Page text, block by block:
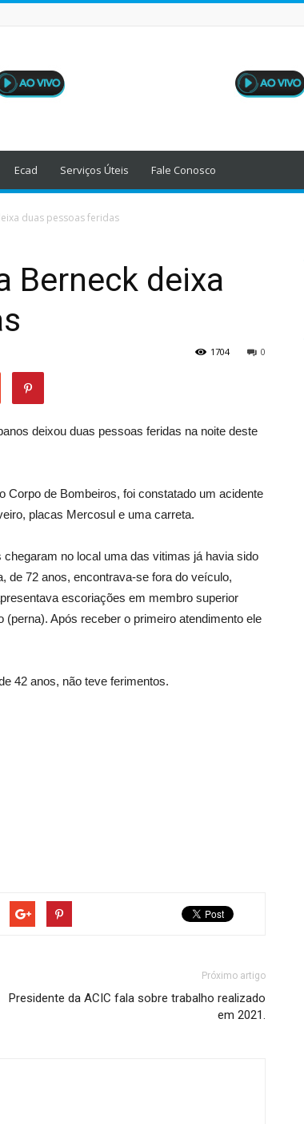
Ecad Serviços Úteis Fale Conosco
duas pessoas feridas
Berneck deixa
0
1704
deixou duas pessoas feridas na noite deste
Corpo de Bombeiros, foi constatado um acidente
placas Mercosul e uma carreta.
no local uma das vitimas já havia sido
de 72 anos, encontrava-se fora do veículo,
escoriações em membro superior
Após receber o primeiro atendimento ele
42 anos, não teve ferimentos.
Próximo artigo
Presidente da ACIC fala sobre trabalho realizado
em 2021.